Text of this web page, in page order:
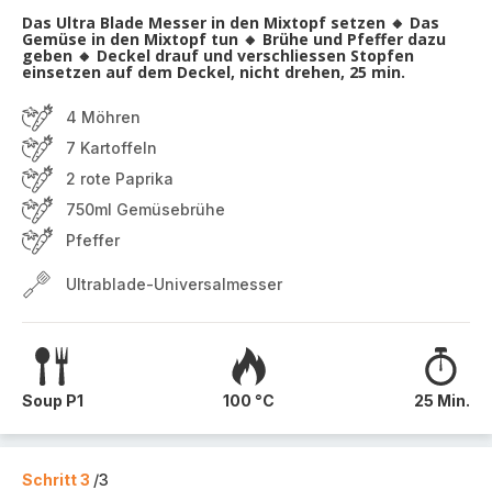
Das Ultra Blade Messer in den Mixtopf setzen 🔸 Das
Gemüse in den Mixtopf tun 🔸 Brühe und Pfeffer dazu
geben 🔸 Deckel drauf und verschliessen Stopfen
einsetzen auf dem Deckel, nicht drehen, 25 min.
4 Möhren
7 Kartoffeln
2 rote Paprika
750ml Gemüsebrühe
Pfeffer
Ultrablade-Universalmesser
Soup P1 100 °C 25 Min.
Schritt 3 /3